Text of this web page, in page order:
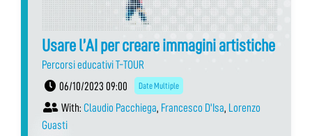
Usare l’AI per creare immagini artistiche
Percorsi educativi T-TOUR
06/10/2023 09:00
Date Multiple
With: Claudio Pacchiega, Francesco D'Isa, Lorenzo
Guasti